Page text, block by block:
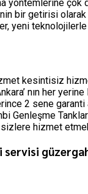
yöntemlerine
bir getirisi
yeni
kesintisiz
nın her
2 sene
Genleşme
hizmet
servisi